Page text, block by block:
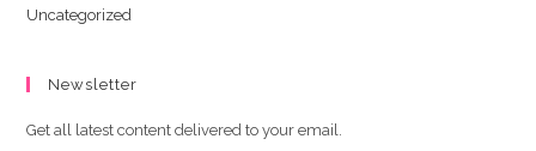
Uncategorized
Newsletter
Get all latest content delivered to your email.